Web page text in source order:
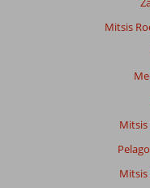
Mitsis
Mitsis